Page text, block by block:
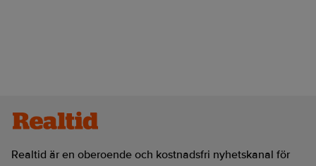
Realtid är en oberoende och kostnadsfri nyhetskanal för